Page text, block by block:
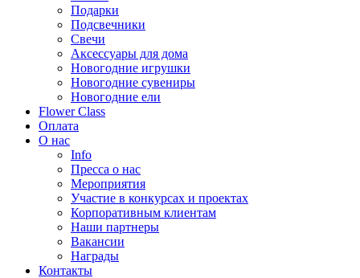
Подарки
Подсвечники
Свечи
Аксессуары для дома
Новогодние игрушки
Новогодние сувениры
Новогодние ели
Flower Class
Оплата
О нас
Info
Пресса о нас
Мероприятия
Участие в конкурсах и проектах
Корпоративным клиентам
Наши партнеры
Вакансии
Награды
Контакты